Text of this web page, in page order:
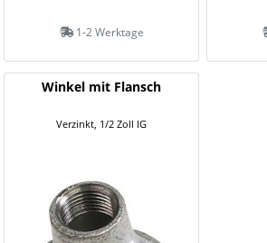
1-2 Werktage
Winkel mit Flansch
Verzinkt, 1/2 Zoll IG